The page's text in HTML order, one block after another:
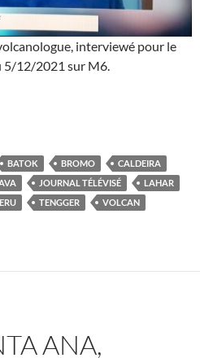
interviewé pour le
5/12/2021 sur M6.
meurtrière du Semeru sur M6
BATOK BROMO
CALDEIRA
JOURNAL TÉLÉVISÉ
LAHAR
TENGGER
VOLCAN
ANA,